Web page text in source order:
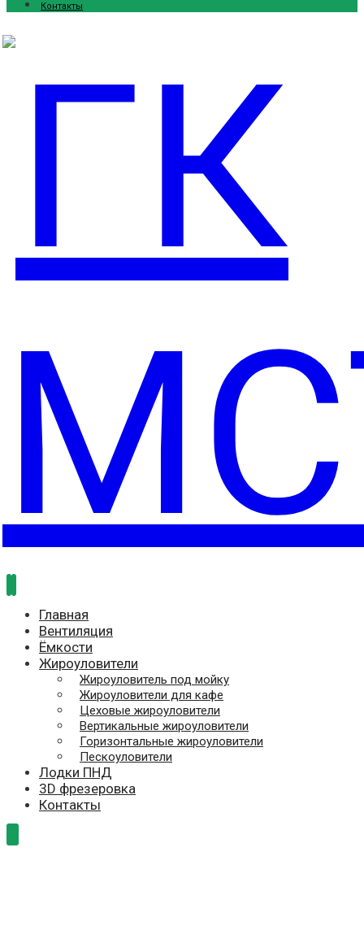
Контакты
Главная
Вентиляция
Ёмкости
Жироуловители
Жироуловитель под мойку
Жироуловители для кафе
Цеховые жироуловители
Вертикальные жироуловители
Горизонтальные жироуловители
Пескоуловители
Лодки ПНД
3D фрезеровка
Контакты